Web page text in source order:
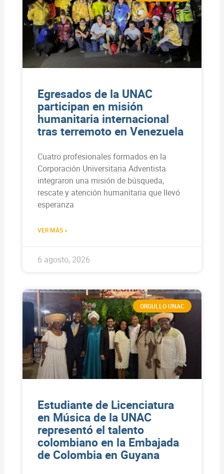
Egresados de la UNAC
participan en misión
humanitaria internacional
tras terremoto en Venezuela
Cuatro profesionales formados en la
Corporación Universitaria Adventista
integraron una misión de búsqueda,
rescate y atención humanitaria que llevó
esperanza
VER MÁS »
6 agosto, 2026
ORGULLO UNAC
Estudiante de Licenciatura
en Música de la UNAC
representó el talento
colombiano en la Embajada
de Colombia en Guyana